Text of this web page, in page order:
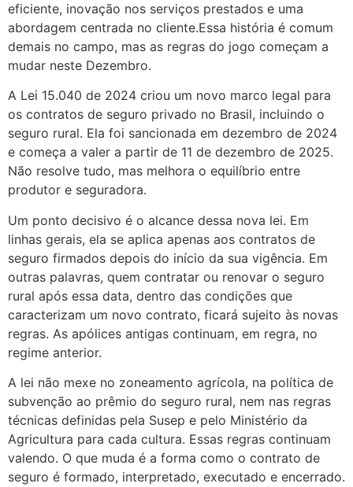
eficiente, inovação nos serviços prestados e uma
abordagem centrada no cliente.Essa história é comum
demais no campo, mas as regras do jogo começam a
mudar neste Dezembro.
A Lei 15.040 de 2024 criou um novo marco legal para
os contratos de seguro privado no Brasil, incluindo o
seguro rural. Ela foi sancionada em dezembro de 2024
e começa a valer a partir de 11 de dezembro de 2025.
Não resolve tudo, mas melhora o equilíbrio entre
produtor e seguradora.
Um ponto decisivo é o alcance dessa nova lei. Em
linhas gerais, ela se aplica apenas aos contratos de
seguro firmados depois do início da sua vigência. Em
outras palavras, quem contratar ou renovar o seguro
rural após essa data, dentro das condições que
caracterizam um novo contrato, ficará sujeito às novas
regras. As apólices antigas continuam, em regra, no
regime anterior.
A lei não mexe no zoneamento agrícola, na política de
subvenção ao prêmio do seguro rural, nem nas regras
técnicas definidas pela Susep e pelo Ministério da
Agricultura para cada cultura. Essas regras continuam
valendo. O que muda é a forma como o contrato de
seguro é formado, interpretado, executado e encerrado.